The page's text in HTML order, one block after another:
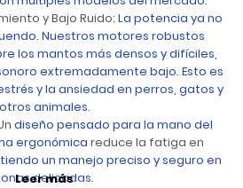
y Bajo Ruido: La potencia ya no
Nuestros motores robustos
los mantos más densos y difíciles,
extremadamente bajo. Esto es
y la ansiedad en perros, gatos y
otros animales.
diseño pensado para la mano del
ergonómica reduce la fatiga en
un manejo preciso y seguro en
delicadas.
Leer más